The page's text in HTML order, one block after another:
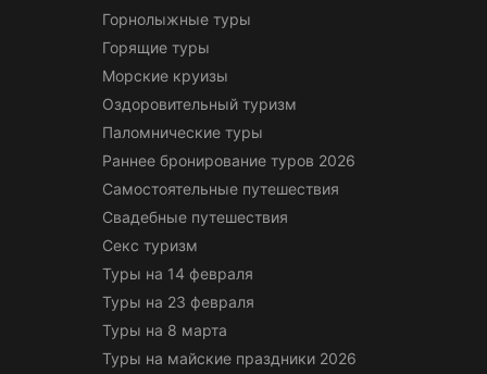
Горнолыжные туры
Горящие туры
Морские круизы
Оздоровительный туризм
Паломнические туры
Раннее бронирование туров 2026
Самостоятельные путешествия
Свадебные путешествия
Секс туризм
Туры на 14 февраля
Туры на 23 февраля
Туры на 8 марта
Туры на майские праздники 2026